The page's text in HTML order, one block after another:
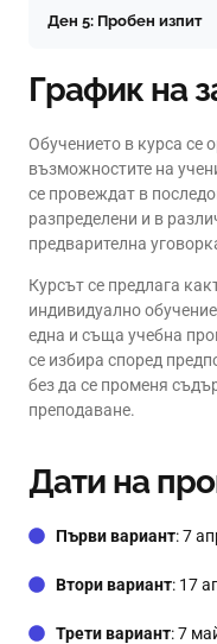
Ден 5: Пробен изпит
График на
Обучението в курса се
възможностите на
се провеждат в
разпределени и в
предварителна
Курсът се предлага
индивидуално
една и съща учебна
се избира според
без да се променя
преподаване.
Дати на
Първи вариант: 7
Втори вариант: 17
Трети вариант: 7